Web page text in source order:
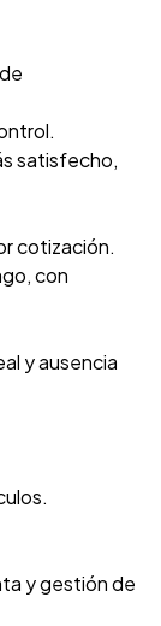
satisfecho,
cotización.
con
y ausencia
y gestión de